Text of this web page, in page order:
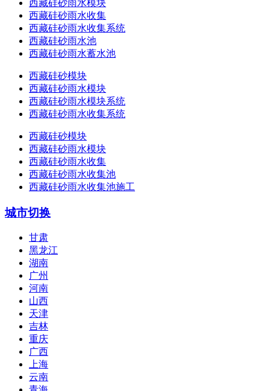
西藏硅砂雨水模块
西藏硅砂雨水收集
西藏硅砂雨水收集系统
西藏硅砂雨水池
西藏硅砂雨水蓄水池
西藏硅砂模块
西藏硅砂雨水模块
西藏硅砂雨水模块系统
西藏硅砂雨水收集系统
西藏硅砂模块
西藏硅砂雨水模块
西藏硅砂雨水收集
西藏硅砂雨水收集池
西藏硅砂雨水收集池施工
城市切换
甘肃
黑龙江
湖南
广州
河南
山西
天津
吉林
重庆
广西
上海
云南